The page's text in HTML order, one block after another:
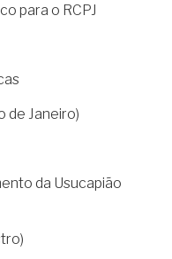
para o RCPJ
de Janeiro)
da Usucapião